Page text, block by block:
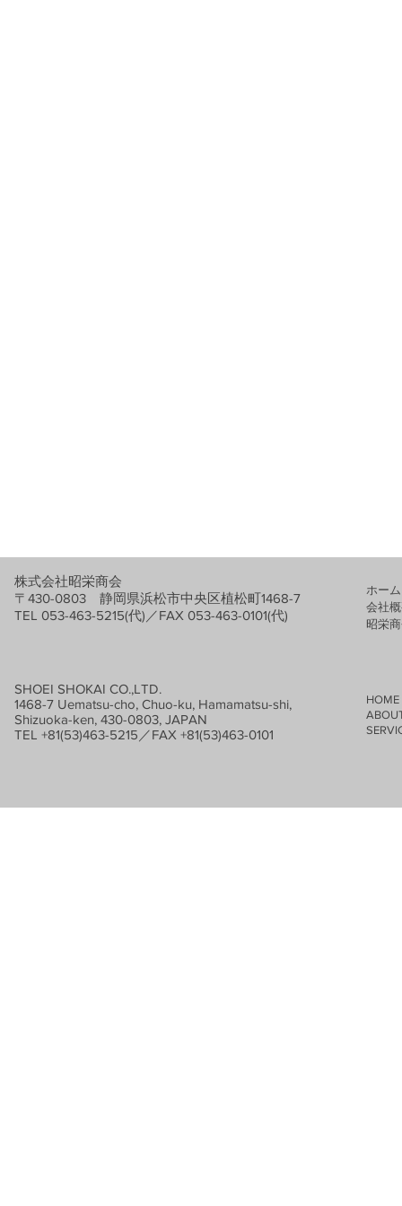
株式会社昭栄商会
〒430-0803 静岡県浜松市中央区植松町1468-7
TEL 053-463-5215(代)／FAX 053-463-0101(代)
ホーム
会社
昭栄
SHOEI SHOKAI CO.,LTD.
1468-7 Uematsu-cho, Chuo-ku, Hamamatsu-shi,
Shizuoka-ken, 430-0803, JAPAN
TEL +81(53)463-5215／FAX +81(53)463-0101
HOME